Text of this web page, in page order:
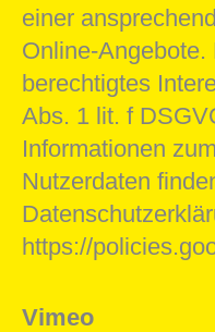
einer
Online-Angebote.
berechtigtes
Abs. 1 lit. f
Informationen
Nutzerdaten
https://
Vimeo